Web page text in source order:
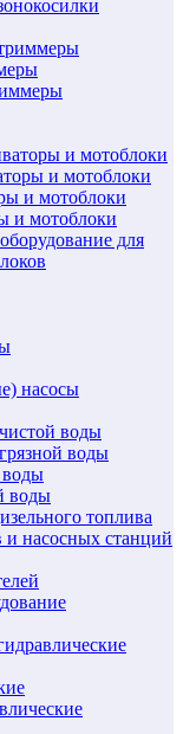
и мотоблоки
и мотоблоки
и мотоблоки
и мотоблоки
для
насосы
воды
воды
воды
топлива
и насосных станций